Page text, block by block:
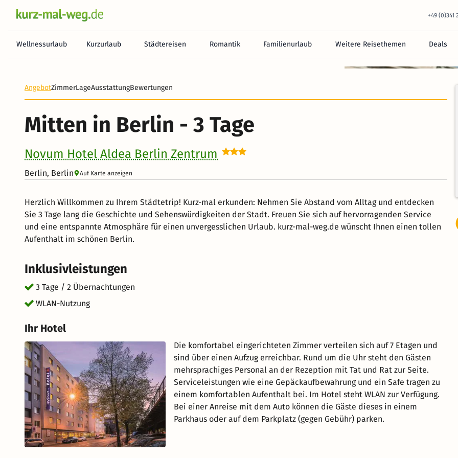
+49 (0)341
Wellnessurlaub Kurzurlaub Städtereisen Romantik Familienurlaub Weitere Reisethemen Deals
AngebotZimmerLageAusstattungBewertungen
Mitten in Berlin - 3 Tage
Novum Hotel Aldea Berlin Zentrum
Berlin, Berlin Auf Karte anzeigen
Herzlich Willkommen zu Ihrem Städtetrip! Kurz-mal erkunden: Nehmen Sie Abstand vom Alltag und entdecken
Sie 3 Tage lang die Geschichte und Sehenswürdigkeiten der Stadt. Freuen Sie sich auf hervorragenden Service
und eine entspannte Atmosphäre für einen unvergesslichen Urlaub. kurz-mal-weg.de wünscht Ihnen einen tollen
Aufenthalt im schönen Berlin.
Inklusivleistungen
3 Tage / 2 Übernachtungen
WLAN-Nutzung
Ihr Hotel
Die komfortabel eingerichteten Zimmer verteilen sich auf 7 Etagen und
sind über einen Aufzug erreichbar. Rund um die Uhr steht den Gästen
mehrsprachiges Personal an der Rezeption mit Tat und Rat zur Seite.
Serviceleistungen wie eine Gepäckaufbewahrung und ein Safe tragen zu
einem komfortablen Aufenthalt bei. Im Hotel steht WLAN zur Verfügung.
Bei einer Anreise mit dem Auto können die Gäste dieses in einem
Parkhaus oder auf dem Parkplatz (gegen Gebühr) parken.